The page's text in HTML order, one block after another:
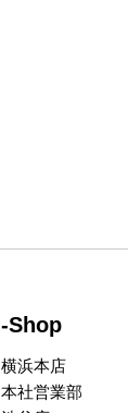
-Shop
横浜本店
本社営業部